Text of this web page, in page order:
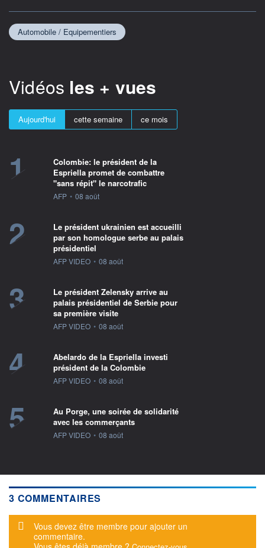
Automobile / Equipementiers
Vidéos les + vues
Aujourd'hui cette semaine ce mois
1
Colombie: le président de la
Espriella promet de combattre
"sans répit" le narcotrafic
information fournie par
AFP • 08 août
2
Le président ukrainien est accueilli
par son homologue serbe au palais
présidentiel
information fournie par
AFP VIDEO • 08 août
3
Le président Zelensky arrive au
palais présidentiel de Serbie pour
sa première visite
information fournie par
AFP VIDEO • 08 août
4
Abelardo de la Espriella investi
président de la Colombie
information fournie par
AFP VIDEO • 08 août
5
Au Porge, une soirée de solidarité
avec les commerçants
information fournie par
AFP VIDEO • 08 août
3 COMMENTAIRES
Message d'alerte
Vous devez être membre pour ajouter un
commentaire.